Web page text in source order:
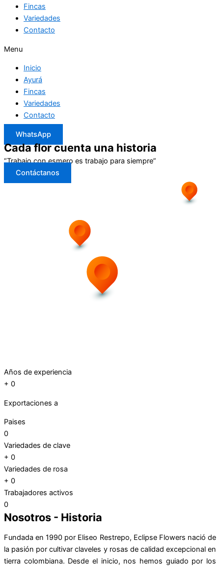
Fincas
Variedades
Contacto
Menu
Inicio
Ayurá
Fincas
Variedades
Contacto
WhatsApp
Cada flor cuenta una historia
“Trabajo con esmero es trabajo para siempre”
Contáctanos
Años de experiencia
+ 0
Exportaciones a
Paises
0
Variedades de clave
+ 0
Variedades de rosa
+ 0
Trabajadores activos
0
Nosotros - Historia
Fundada en 1990 por Eliseo Restrepo, Eclipse Flowers nació de
la pasión por cultivar claveles y rosas de calidad excepcional en
tierra colombiana. Desde el inicio, nos hemos guiado por los